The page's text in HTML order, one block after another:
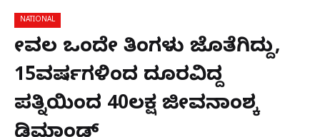
NATIONAL
ಕೇವಲ ಒಂದೇ ತಿಂಗಳು ಜೊತೆಗಿದ್ದು,
15ವರ್ಷಗಳಿಂದ ದೂರವಿದ್ದ
ಪತ್ನಿಯಿಂದ 40ಲಕ್ಷ ಜೀವನಾಂಶಕ್ಕೆ